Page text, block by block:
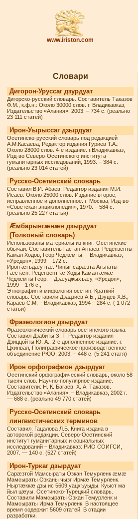
www.iriston.com
Словари
Дигорон-Уруссаг дзурдуат
Дигорско-русский словарь. Составитель Таказов
Ф.М., к.ф.н.: Около 30000 слов. г. Владикавказ,
Издательство «Алания», 2003. – 734 с. (реально
23 111 статей)
Ирон-Уырыссаг дзырдуат
Осетинско-русский словарь под редакцией
А.М.Касаева, Редактор издания Гуриев Т.А.:
Около 28000 слов. 4-е издание. г.Владикавказ,
Изд-во Северо-Осетинского института
гуманитарных исследований, 1993. – 384 с.
(реально 23 014 статей)
Русско-Осетинский словарь
Составил В.И. Абаев. Редактор издания М.И.
Исаев: Около 25000 слов. Издание второе,
исправленное и дополненное. г. Москва, Изд-во
«Советская энциклопедия», 1970. – 584 с.
(реально 25 227 статьи)
Æмбарынгæнæн дзырдуат
(Толковый словарь)
Использованы материалы из книг: Осетинские
обычаи. Составитель Гастан Агнаев. Рецензенты
Камал Ходов, Геор Чеджемты. – Владикавказ,
«Урсдон», 1999 – 172 с.;
Ирон æгъдæуттæ. Чиныг сарæзта Агънаты
Гæстæн. Рецензенттæ Ходы Камал æмæ
Чеджемты Геор. – Дзæуджыхъæу, «Урсдон»,
1999 – 176 с.;
Этнография и мифология осетин. Краткий
словарь. Составили Дзадзиев А.Б., Дзуцев Х.В.,
Караев С.М. – Владикавказ, 1994 – 284 с. ( 1 072
статьи)
Фразеологион дзырдуат
Фразеологический словарь осетинского языка.
Составил Дзабиты З. Т. Редактор издания
Дзиццойты Ю. А.: 2-е дополненное издание. г.
Цхинвал, Полиграфическое производственное
объединение РЮО, 2003. – 448 с. (5 241 статя)
Ирон орфографион дзырдуат
Осетинский орфографический словарь, около 58
тысяч слов. Научно-популярное издание.
Составители: Н. К. Багаев, Х. А. Таказов.
Издательство «Алания», – Владикавказ, 2002 г.
— 688 с. (реально 49 770 статей)
Русско-Осетинский словарь
лингвистических терминов
Составил: Гацалова Л.Б. Книга издана в
авторской редакции. Северо-Осетинский
институт гуманитарных и социальных
исследований – Владикавказ: РИО СОИГСИ,
2007. — 140 с. (527 статей)
Ирон-Туркаг дзырдуат
Сарæзтой Мамсыраты Озкан Темурленк æмæ
Мамсыраты Озканы чызг Ирмæ Темурленк.
Ныртæккæ дзы ис 5609 уацхъуыды. Куыст ма
йыл цæуы. Осетинско-Турецкий словарь.
Составили Мамсыраты Озкан Темурленк и
Мамсыраты Ирма Темурленк. В настоящее
время содержит 5609 статей. В стадии
разработки.